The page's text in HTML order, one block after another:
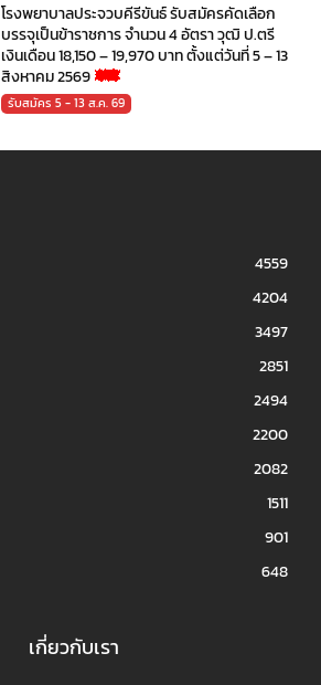
โรงพยาบาลประจวบคีรีขันธ์ รับสมัครคัดเลือก
บรรจุเป็นข้าราชการ จำนวน 4 อัตรา วุฒิ ป.ตรี
เงินเดือน 18,150 – 19,970 บาท ตั้งแต่วันที่ 5 – 13
สิงหาคม 2569
รับสมัคร 5 - 13 ส.ค. 69
4559
4204
3497
2851
2494
2200
2082
1511
901
648
เกี่ยวกับเรา